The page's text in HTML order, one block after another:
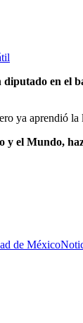
diputado en el
ya aprendió la
y el Mundo,
de México